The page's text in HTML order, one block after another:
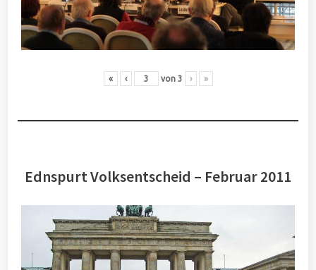
« ‹ von 3 › »
Ednspurt Volksentscheid – Februar 2011